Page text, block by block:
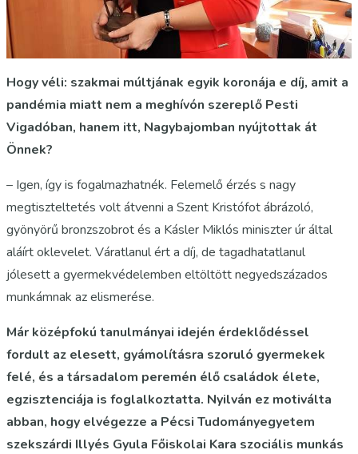
Hogy véli: szakmai múltjának egyik koronája e díj, amit a
pandémia miatt nem a meghívón szereplő Pesti
Vigadóban, hanem itt, Nagybajomban nyújtottak át
Önnek?
– Igen, így is fogalmazhatnék. Felemelő érzés s nagy
megtiszteltetés volt átvenni a Szent Kristófot ábrázoló,
gyönyörű bronzszobrot és a Kásler Miklós miniszter úr által
aláírt oklevelet. Váratlanul ért a díj, de tagadhatatlanul
jólesett a gyermekvédelemben eltöltött negyedszázados
munkámnak az elismerése.
Már középfokú tanulmányai idején érdeklődéssel
fordult az elesett, gyámolításra szoruló gyermekek
felé, és a társadalom peremén élő családok élete,
egzisztenciája is foglalkoztatta. Nyilván ez motiválta
abban, hogy elvégezze a Pécsi Tudományegyetem
szekszárdi Illyés Gyula Főiskolai Kara szociális munkás